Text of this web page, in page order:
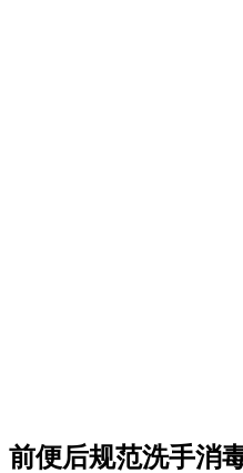
前便后规范洗手消